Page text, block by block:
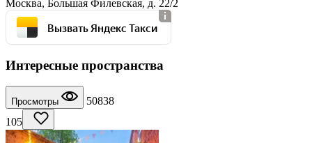
Москва, Большая Филевская, д. 22/2
Вызвать Яндекс Такси
Интересные пространства
Просмотры
50838
105